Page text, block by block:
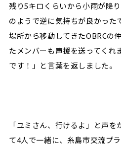
残り5キロくらいから小雨が降
のようで逆に気持ちが良かった
場所から移動してきたOBRCの
たメンバーも声援を送ってくれ
です！」と言葉を返しました。
「ユミさん、行けるよ」と声
て4人で一緒に、糸島市交流プ